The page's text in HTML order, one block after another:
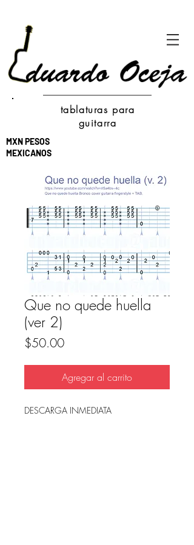
tablaturas para
guitarra
MXN PESOS
MEXICANOS
Que no quede huella
(ver 2)
$50.00Precio
Agregar al carrito
DESCARGA INMEDIATA